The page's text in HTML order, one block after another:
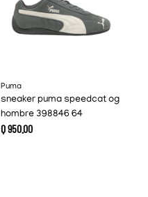
Puma
sneaker puma speedcat og
hombre 398846 64
Q95000